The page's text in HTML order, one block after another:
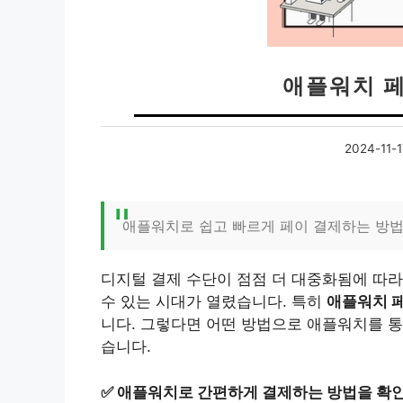
애플워치
2024-11-
애플워치로 쉽고 빠르게 페이 결제하는 방법
디지털 결제 수단이 점점 더 대중화됨에 따
수 있는 시대가 열렸습니다. 특히 애플워치
니다. 그렇다면 어떤 방법으로 애플워치를
습니다.
✅ 애플워치로 간편하게 결제하는 방법을 확